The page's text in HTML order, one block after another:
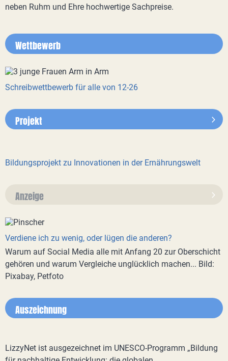
neben Ruhm und Ehre hochwertige Sachpreise.
Wettbewerb
Schreibwettbewerb für alle von 12-26
Projekt
Bildungsprojekt zu Innovationen in der Ernährungswelt
Anzeige
Verdiene ich zu wenig, oder lügen die anderen?
Warum auf Social Media alle mit Anfang 20 zur Oberschicht
gehören und warum Vergleiche unglücklich machen... Bild:
Pixabay, Petfoto
Auszeichnung
LizzyNet ist ausgezeichnet im UNESCO-Programm „Bildung